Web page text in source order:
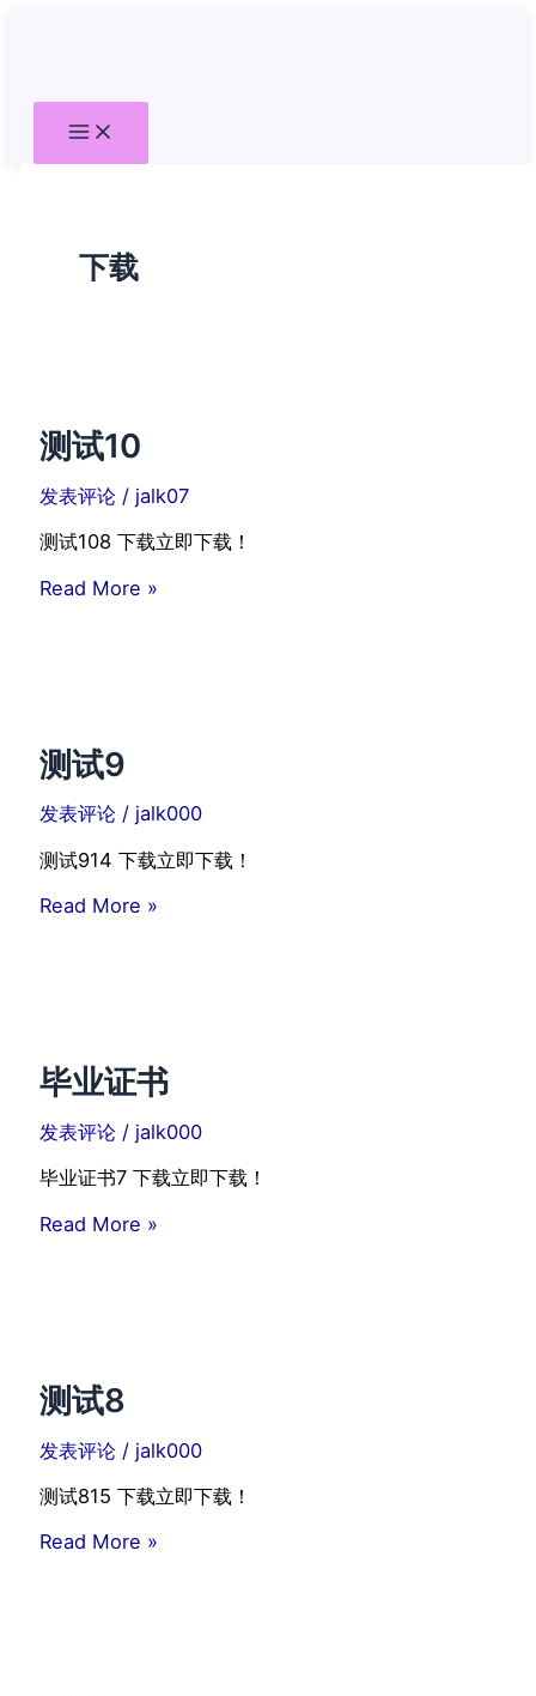
下载
测试10
发表评论 / jalk07
测试108 下载立即下载！
测
Read More »
测试9
发表评论 / jalk000
测试914 下载立即下载！
测
Read More »
毕业证书
发表评论 / jalk000
毕业证书7 下载立即下载！
毕
Read More »
测试8
发表评论 / jalk000
测试815 下载立即下载！
测
Read More »